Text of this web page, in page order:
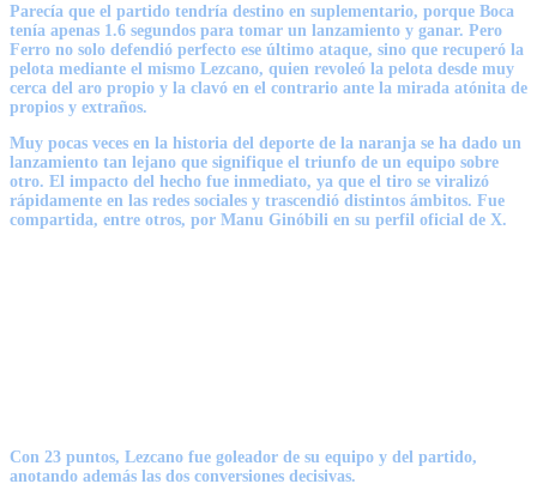
Parecía que el partido tendría destino en suplementario, porque Boca
tenía apenas 1.6 segundos para tomar un lanzamiento y ganar. Pero
Ferro no solo defendió perfecto ese último ataque, sino que recuperó la
pelota mediante el mismo Lezcano, quien revoleó la pelota desde muy
cerca del aro propio y la clavó en el contrario ante la mirada atónita de
propios y extraños.
Muy pocas veces en la historia del deporte de la naranja se ha dado un
lanzamiento tan lejano que signifique el triunfo de un equipo sobre
otro. El impacto del hecho fue inmediato, ya que el tiro se viralizó
rápidamente en las redes sociales y trascendió distintos ámbitos. Fue
compartida, entre otros, por Manu Ginóbili en su perfil oficial de X.
Con 23 puntos, Lezcano fue goleador de su equipo y del partido,
anotando además las dos conversiones decisivas.